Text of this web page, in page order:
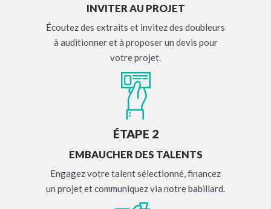
INVITER AU PROJET
Écoutez des extraits et invitez des doubleurs
à auditionner et à proposer un devis pour
votre projet.
ÉTAPE 2
EMBAUCHER DES TALENTS
Engagez votre talent sélectionné, financez
un projet et communiquez via notre babillard.